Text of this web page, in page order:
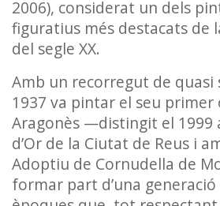
2006), considerat un dels
figuratius més destacats de
del segle XX.
Amb un recorregut de quasi
1937 va pintar el seu primer
Aragonès —distingit el 1999
d’Or de la Ciutat de Reus i
Adoptiu de Cornudella de
formar part d’una